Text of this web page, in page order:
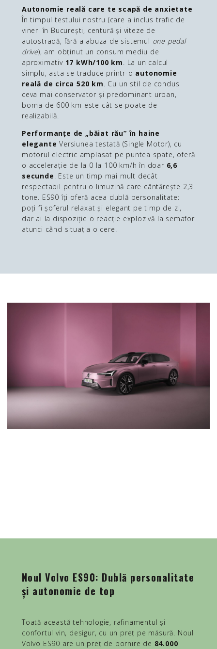
Autonomie reală care te scapă de anxietate
În timpul testului nostru (care a inclus trafic de
vineri în București, centură și viteze de
autostradă, fără a abuza de sistemul one pedal
drive), am obținut un consum mediu de
aproximativ 17 kWh/100 km. La un calcul
simplu, asta se traduce printr-o autonomie
reală de circa 520 km. Cu un stil de condus
ceva mai conservator și predominant urban,
borna de 600 km este cât se poate de
realizabilă.
Performanțe de „băiat rău” în haine
elegante Versiunea testată (Single Motor), cu
motorul electric amplasat pe puntea spate, oferă
o accelerație de la 0 la 100 km/h în doar 6,6
secunde. Este un timp mai mult decât
respectabil pentru o limuzină care cântărește 2,3
tone. ES90 îți oferă acea dublă personalitate:
poți fi șoferul relaxat și elegant pe timp de zi,
dar ai la dispoziție o reacție explozivă la semafor
atunci când situația o cere.
Noul Volvo ES90: Dublă personalitate
și autonomie de top
Toată această tehnologie, rafinamentul și
confortul vin, desigur, cu un preț pe măsură. Noul
Volvo ES90 are un preț de pornire de 84.000